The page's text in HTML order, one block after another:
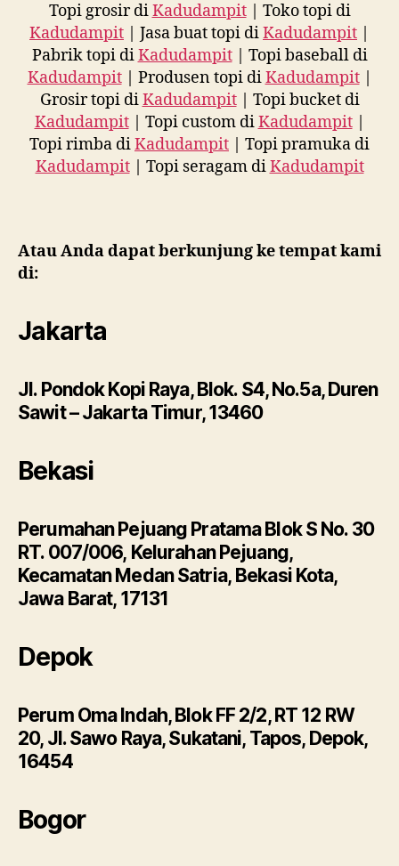
Topi grosir diKadudampit| Toko topi di
Kadudampit | Jasa buat topi diKadudampit
Pabrik topi diKadudampit| Topi baseball di
Kadudampit| Produsen topi diKadudampit|
Grosir topi diKadudampit| Topi bucket di
Kadudampit| Topi custom diKadudampit|
Topi rimba diKadudampit | Topi pramuka di
Kadudampit| Topi seragam diKadudampit
Atau Anda dapat berkunjung ke tempat kami
di:
Jakarta
Jl. Pondok Kopi Raya, Blok. S4, No.5a, Duren
Sawit – Jakarta Timur, 13460
Bekasi
Perumahan Pejuang Pratama Blok S No. 30
RT. 007/006, Kelurahan Pejuang,
Kecamatan Medan Satria, Bekasi Kota,
Jawa Barat, 17131
Depok
Perum Oma Indah, Blok FF 2/2, RT 12 RW
20, Jl. Sawo Raya, Sukatani, Tapos, Depok,
16454
Bogor